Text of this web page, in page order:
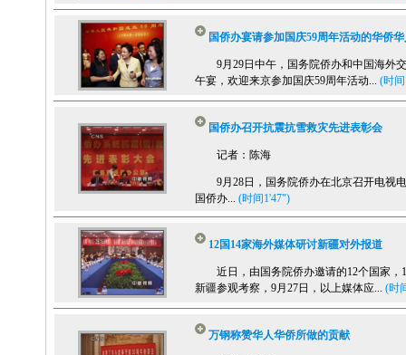
国侨办宴请参加国庆59周年活动的华侨
9月29日中午，国务院侨办和中国海外
午宴，欢迎来京参加国庆59周年活动... (时
国侨办召开抗震抗雪救灾先进表彰会
记者：陈海
9月28日，国务院侨办在北京召开电视
国侨办... (时间1'47")
12国14家海外媒体研讨新疆对外报道
近日，由国务院侨办邀请的12个国家，
新疆参观考察，9月27日，以上媒体应... (时
万钢称赞华人华侨所做的贡献